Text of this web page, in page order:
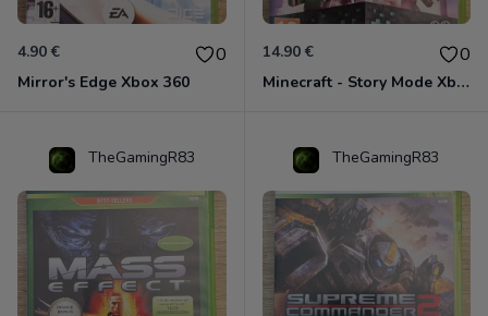
4.90 € 0
Mirror's Edge Xbox 360
14.90 € 0
Minecraft - Story Mode Xbox 360
TheGamingR83 TheGamingR83